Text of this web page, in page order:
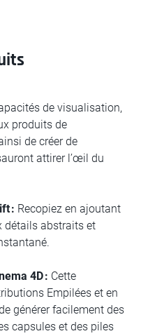
de visualisation,
produits de
de créer de
attirer l’œil du
: Recopiez en ajoutant
détails abstraits et
4D : Cette
Empilées et en
générer facilement des
capsules et des piles